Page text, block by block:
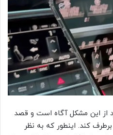
از این مشکل آگاه است و قصد
کند. اینطور که به نظر